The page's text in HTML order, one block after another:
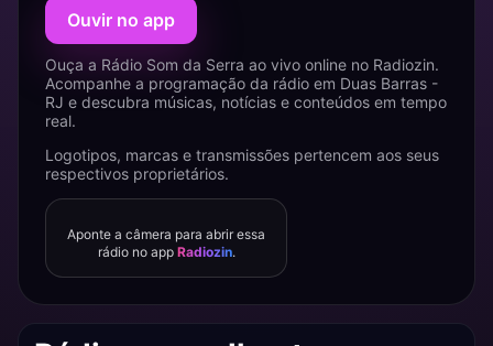
Ouvir no app
Ouça a Rádio Som da Serra ao vivo online no Radiozin.
Acompanhe a programação da rádio em Duas Barras -
RJ e descubra músicas, notícias e conteúdos em tempo
real.
Logotipos, marcas e transmissões pertencem aos seus
respectivos proprietários.
Aponte a câmera para abrir essa
rádio no app Radiozin.